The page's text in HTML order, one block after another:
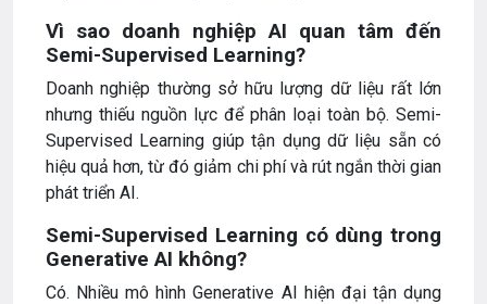
Vì sao doanh nghiệp AI quan tâm đến
Semi-Supervised Learning?
Doanh nghiệp thường sở hữu lượng dữ liệu rất lớn
nhưng thiếu nguồn lực để phân loại toàn bộ. Semi-
Supervised Learning giúp tận dụng dữ liệu sẵn có
hiệu quả hơn, từ đó giảm chi phí và rút ngắn thời gian
phát triển AI.
Semi-Supervised Learning có dùng trong
Generative AI không?
Có. Nhiều mô hình Generative AI hiện đại tận dụng